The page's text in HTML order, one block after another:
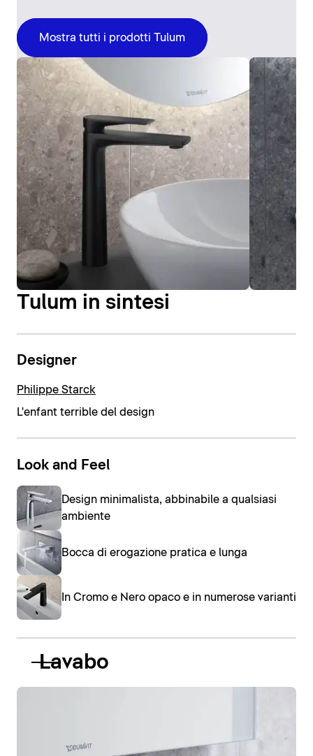
Mostra tutti i prodotti Tulum
Tulum in sintesi
Designer
Philippe Starck
L'enfant terrible del design
Look and Feel
Design minimalista, abbinabile a qualsiasi
ambiente
Bocca di erogazione pratica e lunga
In Cromo e Nero opaco e in numerose varianti
Lavabo